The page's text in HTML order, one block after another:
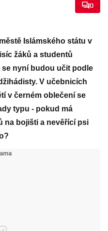
0
Islámského státu v
žáků a studentů
nyní budou učit podle
V učebnicích
v černém oblečení se
typu - pokud má
na bojišti a nevěřící psi